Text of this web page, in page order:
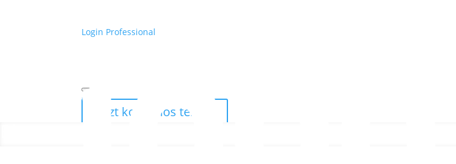
Login Professional
ePaper
Jetzt kostenlos testen